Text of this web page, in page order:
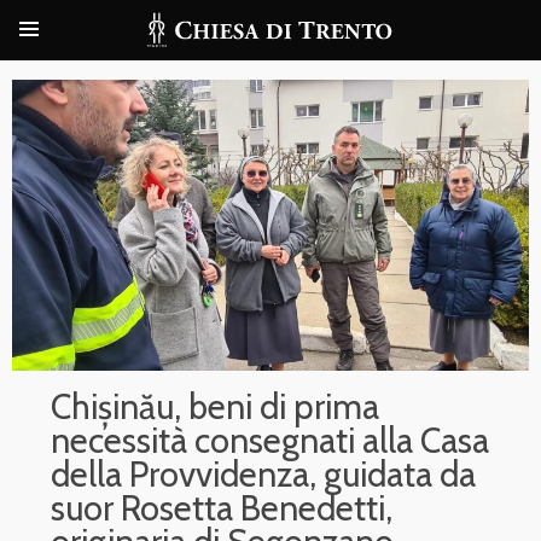
Chișinău, beni di prima
necessità consegnati alla Casa
della Provvidenza, guidata da
suor Rosetta Benedetti,